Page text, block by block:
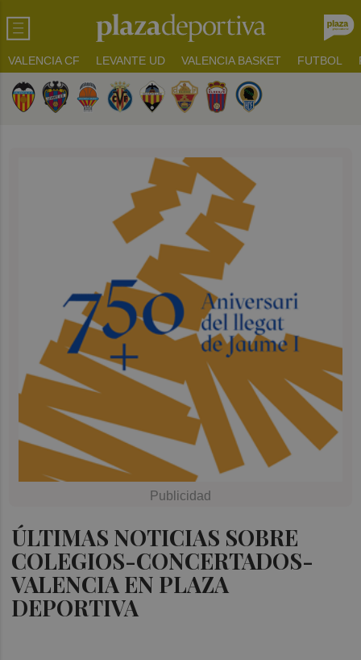
VALENCIA CF LEVANTE UD VALENCIA BASKET FUTBOL
ÚLTIMAS NOTICIAS SOBRE
COLEGIOS-CONCERTADOS-
VALENCIA EN PLAZA
DEPORTIVA